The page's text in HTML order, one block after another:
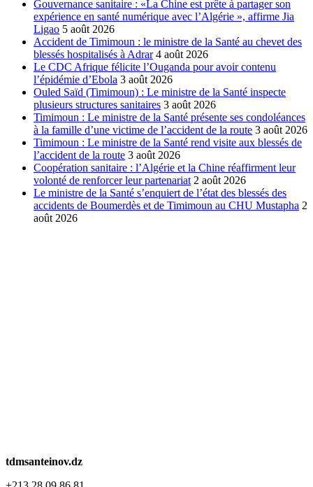
Gouvernance sanitaire : «La Chine est prête à partager son
expérience en santé numérique avec l’Algérie », affirme Jia
Ligao 5 août 2026
Accident de Timimoun : le ministre de la Santé au chevet des
blessés hospitalisés à Adrar 4 août 2026
Le CDC Afrique félicite l’Ouganda pour avoir contenu
l’épidémie d’Ebola 3 août 2026
Ouled Saïd (Timimoun) : Le ministre de la Santé inspecte
plusieurs structures sanitaires 3 août 2026
Timimoun : Le ministre de la Santé présente ses condoléances
à la famille d’une victime de l’accident de la route 3 août 2026
Timimoun : Le ministre de la Santé rend visite aux blessés de
l’accident de la route 3 août 2026
Coopération sanitaire : l’Algérie et la Chine réaffirment leur
volonté de renforcer leur partenariat 2 août 2026
Le ministre de la Santé s’enquiert de l’état des blessés des
accidents de Boumerdès et de Timimoun au CHU Mustapha 2
août 2026
tdmsanteinov.dz